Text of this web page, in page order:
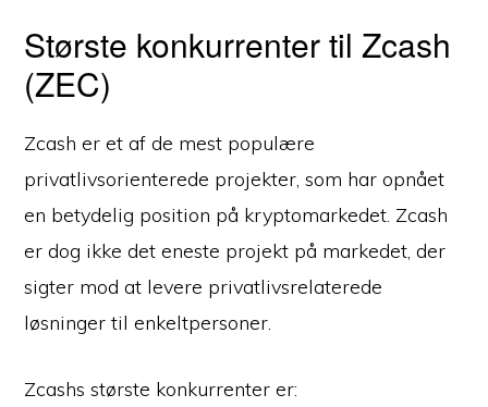
Største konkurrenter til Zcash
(ZEC)
Zcash er et af de mest populære
privatlivsorienterede projekter, som har opnået
en betydelig position på kryptomarkedet. Zcash
er dog ikke det eneste projekt på markedet, der
sigter mod at levere privatlivsrelaterede
løsninger til enkeltpersoner.
Zcashs største konkurrenter er: